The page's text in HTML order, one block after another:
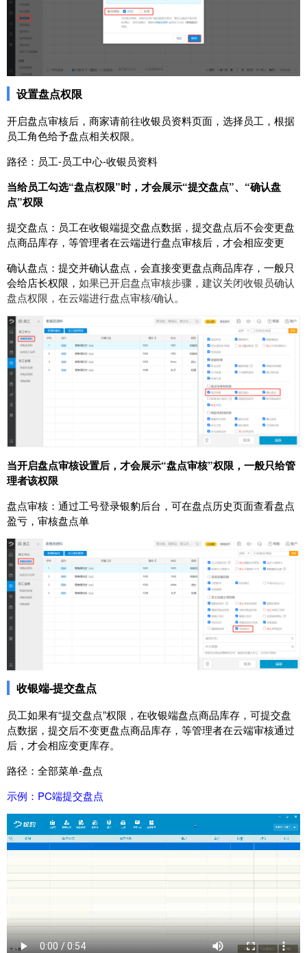
设置盘点权限
开启盘点审核后，商家请前往收银员资料页面，选择员工，根据
员工角色给予盘点相关权限。
路径：员工-员工中心-收银员资料
当给员工勾选“盘点权限”时，才会展示“提交盘点”、“确认盘
点”权限
提交盘点：员工在收银端提交盘点数据，提交盘点后不会变更盘
点商品库存，等管理者在云端进行盘点审核后，才会相应变更
确认盘点：提交并确认盘点，会直接变更盘点商品库存，一般只
会给店长权限， 如果已开启盘点审核步骤，建议关闭收银员确认
盘点权限，在云端进行盘点审核/确认。
当开启盘点审核设置后，才会展示“盘点审核”权限，一般只给管
理者该权限
盘点审核：通过工号登录银豹后台，可在盘点历史页面查看盘点
盈亏，审核盘点单
收银端-提交盘点
员工如果有“提交盘点”权限，在收银端盘点商品库存，可提交盘
点数据，提交后不变更盘点商品库存，等管理者在云端审核通过
后，才会相应变更库存。
路径：全部菜单-盘点
示例：PC端提交盘点